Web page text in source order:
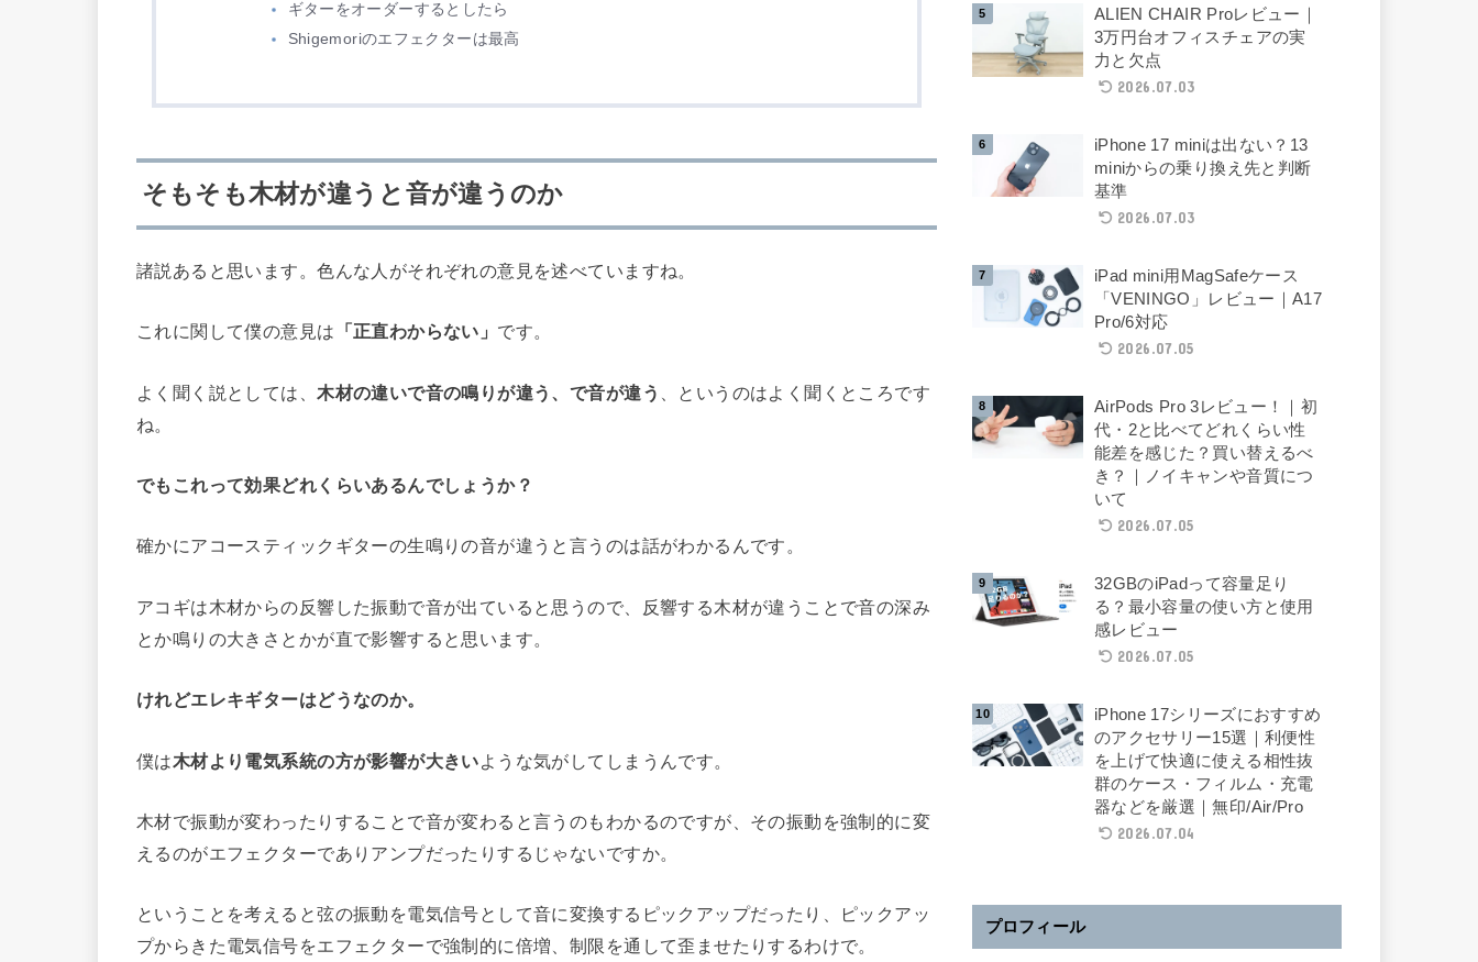
ギターをオーダーするとしたら
Shigemoriのエフェクターは最高
そもそも木材が違うと音が違うのか
諸説あると思います。色んな人がそれぞれの意見を述べていますね。
これに関して僕の意見は 「正直わからない」 です。
よく聞く説としては、木材の違いで音の鳴りが違う、で音が違う
、というのはよく聞くところです
ね。
でもこれって効果どれくらいあるんでしょうか？
確かにアコースティックギターの生鳴りの音が違うと言うのは話がわかるんです。
アコギは木材からの反響した振動で音が出ていると思うので、反響する木材が違うことで音の深み
とか鳴りの大きさとかが直で影響すると思います。
けれどエレキギターはどうなのか。
僕は木材より電気系統の方が影響が大きい ような気がしてしまうんです。
木材で振動が変わったりすることで音が変わると言うのもわかるのですが、その振動を強制的に変
えるのがエフェクターでありアンプだったりするじゃないですか。
ということを考えると弦の振動を電気信号として音に変換するピックアップだったり、ピックアッ
プからきた電気信号をエフェクターで強制的に倍増、制限を通して歪ませたりするわけで。
ALIEN CHAIR Proレビュー｜
3万円台オフィスチェアの実
力と欠点
2026.07.03
iPhone 17 miniは出ない？13
miniからの乗り換え先と判断
基準
2026.07.03
iPad mini用MagSafeケース
「VENINGO」レビュー｜A17
Pro/6対応
2026.07.05
AirPods Pro 3レビュー！｜初
代・2と比べてどれくらい性
能差を感じた？買い替えるべ
き？｜ノイキャンや音質につ
いて
2026.07.05
32GBのiPadって容量足り
る？最小容量の使い方と使用
感レビュー
2026.07.05
iPhone 17シリーズにおすすめ
のアクセサリー15選｜利便性
を上げて快適に使える相性抜
群のケース・フィルム・充電
器などを厳選｜無印/Air/Pro
2026.07.04
プロフィール